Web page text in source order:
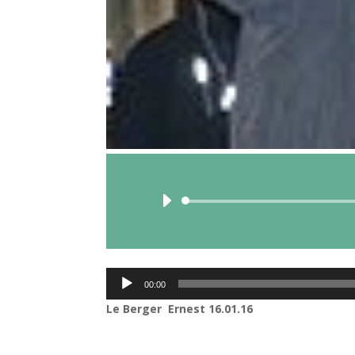
Lecteur
00:00
Le Berger Ernest 16.01.16